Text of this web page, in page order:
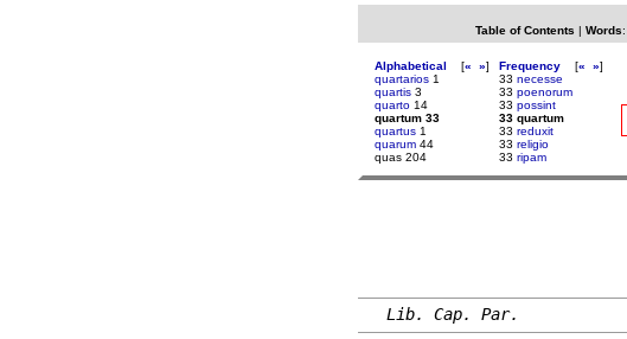
Table of Contents | Words:
Alphabetical [« »]
quartarios 1
quartis 3
quarto 14
quartum 33
quartus 1
quarum 44
quas 204
Frequency [« »]
33 necesse
33 poenorum
33 possint
33 quartum
33 reduxit
33 religio
33 ripam
Lib. Cap. Par.